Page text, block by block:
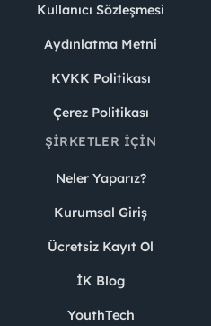
Kullanıcı Sözleşmesi
Aydınlatma Metni
KVKK Politikası
Çerez Politikası
ŞIRKETLER İÇIN
Neler Yaparız?
Kurumsal Giriş
Ücretsiz Kayıt Ol
İK Blog
YouthTech